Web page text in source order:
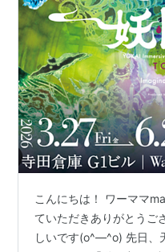
こんにちは！ ワーママ
ていただきありがとうご
しいです(o^―^o) 先日、